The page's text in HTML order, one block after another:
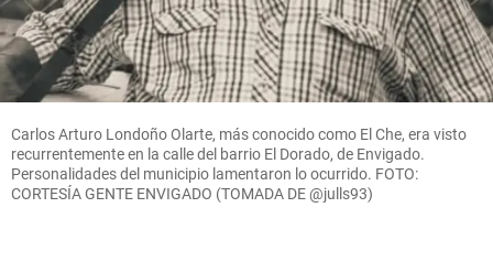
Carlos Arturo Londoño Olarte, más conocido como El Che, era visto
recurrentemente en la calle del barrio El Dorado, de Envigado.
Personalidades del municipio lamentaron lo ocurrido. FOTO:
CORTESÍA GENTE ENVIGADO (TOMADA DE @julls93)